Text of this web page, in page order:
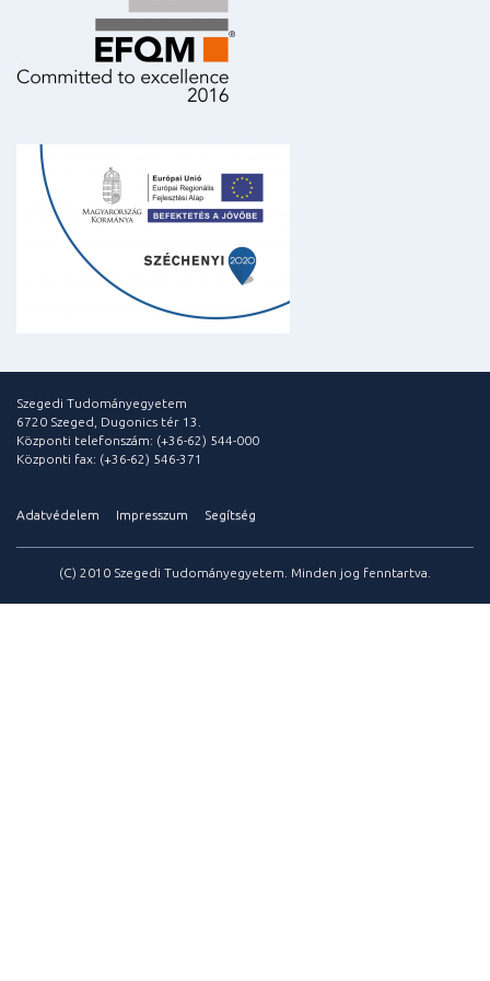
Szegedi Tudományegyetem
6720 Szeged, Dugonics tér 13.
Központi telefonszám: (+36-62) 544-000
Központi fax: (+36-62) 546-371
Adatvédelem Impresszum Segítség
(C) 2010 Szegedi Tudományegyetem. Minden jog fenntartva.